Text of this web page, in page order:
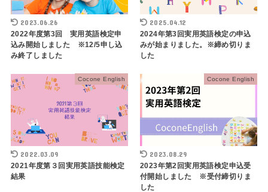
2023.06.26
2022年度第3回 実用英語検定申
込み開始しました ※12/5申し込
み終了しました
2025.04.12
2024年第3回実用英語検定の申込
みが始まりました。※締め切りま
した
Cocone English
2022.03.09
2021年度第３回実用英語技能検定
結果
Cocone English
2023.08.29
2023年第2回実用英語検定申込受
付開始しました ※受付締切りま
した